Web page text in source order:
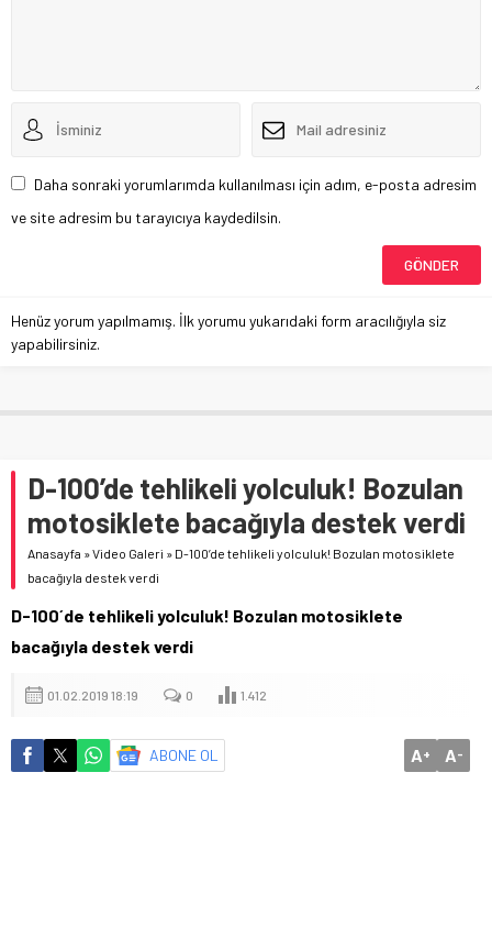
Daha sonraki yorumlarımda kullanılması için adım, e-posta adresim
ve site adresim bu tarayıcıya kaydedilsin.
Henüz yorum yapılmamış. İlk yorumu yukarıdaki form aracılığıyla siz
yapabilirsiniz.
D-100’de tehlikeli yolculuk! Bozulan
motosiklete bacağıyla destek verdi
Anasayfa »Video Galeri » D-100’de tehlikeli yolculuk! Bozulan motosiklete
bacağıyla destek verdi
D-100´de tehlikeli yolculuk! Bozulan motosiklete
bacağıyla destek verdi
01.02.2019 18:19 0 1.412
ABONE OL A+ A-